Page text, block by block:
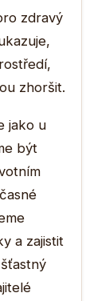
zdravý
zhoršit.
jako u
být
a zajistit